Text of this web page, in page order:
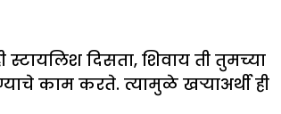
दिसता, शिवाय ती तुमच्या
काम करते. त्यामुळे खऱ्याअर्थी ही